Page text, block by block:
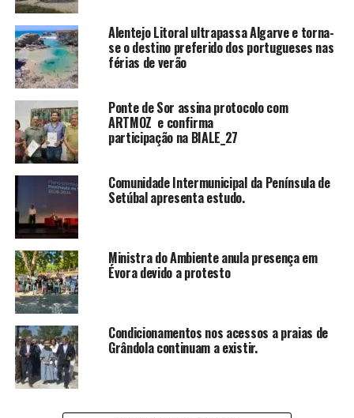
Alentejo Litoral ultrapassa Algarve e torna-
se o destino preferido dos portugueses nas
férias de verão
Ponte de Sor assina protocolo com
ARTMOZ e confirma
participação na BIALE_27
Comunidade Intermunicipal da Península de
Setúbal apresenta estudo.
Ministra do Ambiente anula presença em
Évora devido a protesto
Condicionamentos nos acessos a praias de
Grândola continuam a existir.